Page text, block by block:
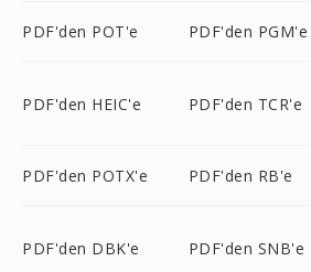
PDF'den POT'e PDF'den PGM'e
PDF'den HEIC'e PDF'den TCR'e
PDF'den POTX'e PDF'den RB'e
PDF'den DBK'e PDF'den SNB'e